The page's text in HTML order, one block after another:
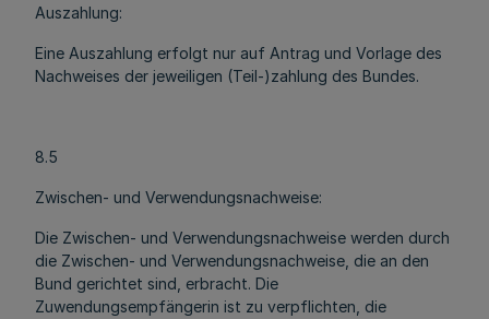
Auszahlung:
Eine Auszahlung erfolgt nur auf Antrag und Vorlage des
Nachweises der jeweiligen (Teil-)zahlung des Bundes.
8.5
Zwischen- und Verwendungsnachweise:
Die Zwischen- und Verwendungsnachweise werden durch
die Zwischen- und Verwendungsnachweise, die an den
Bund gerichtet sind, erbracht. Die
Zuwendungsempfängerin ist zu verpflichten, die